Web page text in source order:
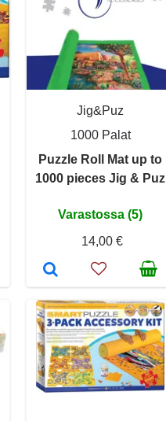
Jig&Puz
1000 Palat
Puzzle Roll Mat up to
1000 pieces Jig & Puz
Varastossa (5)
14,00 €